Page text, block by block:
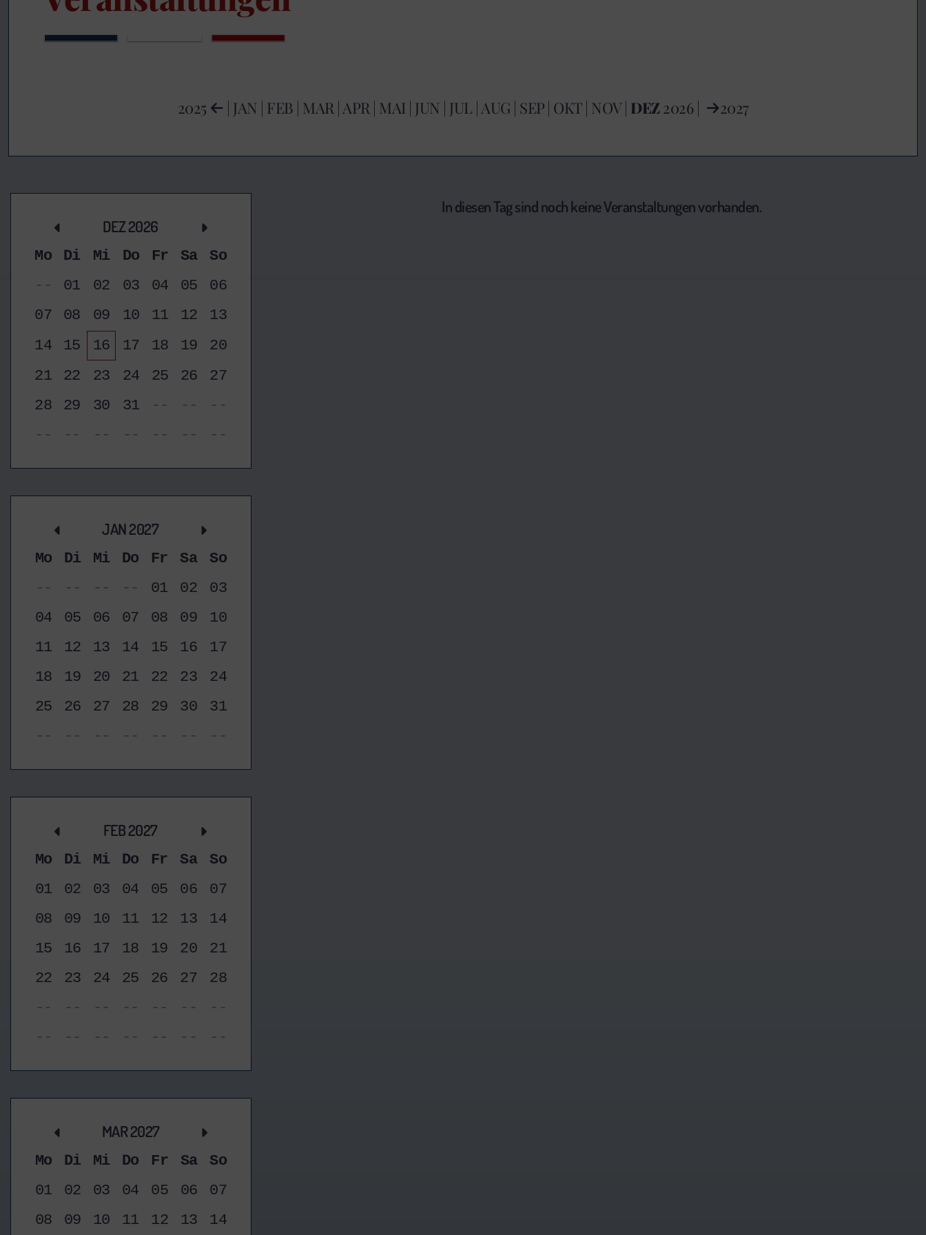
2025 | JAN | FEB | MAR|APR| MAI | JUN | JUL |AUG | SEP| OKT| NOV| DEZ 2026 | 2027
DEZ 2026
Mo Di Mi Do Fr Sa
So
--
01 02 03 04 05
06
07
08 09 10 11 12
13
14
15 16 17 18 19
20
21
22 23 24 25 26
27
28
29 30 31 -- --
--
--
-- -- -- -- -- --
JAN 2027
Mo Di Mi Do Fr Sa
So
--
-- -- -- 01 02
03
04
05 06 07 08 09
10
11
12 13 14 15 16
17
18
19 20 21 22 23
24
25
26 27 28 29 30
31
--
-- -- -- -- -- --
FEB 2027
Mo Di Mi Do Fr Sa
So
01
02 03 04 05 06
07
08
09 10 11 12 13
14
15
16 17 18 19 20
21
22
23 24 25 26 27
28
--
-- -- -- -- --
--
--
-- -- -- -- -- --
MAR 2027
Mo Di Mi Do Fr Sa
So
01
02 03 04 05 06
07
08
09 10 11 12 13 14
In diesen Tag sind noch keine Veranstaltungen vorhanden.